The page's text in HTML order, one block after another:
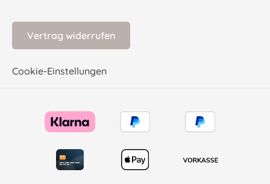
Vertrag widerrufen
Cookie-Einstellungen